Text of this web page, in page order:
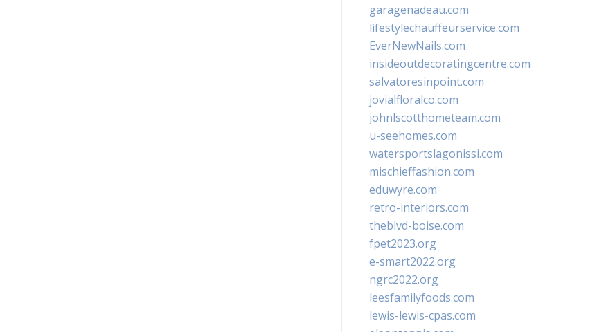
garagenadeau.com
lifestylechauffeurservice.com
EverNewNails.com
insideoutdecoratingcentre.com
salvatoresinpoint.com
jovialfloralco.com
johnlscotthometeam.com
u-seehomes.com
watersportslagonissi.com
mischieffashion.com
eduwyre.com
retro-interiors.com
theblvd-boise.com
fpet2023.org
e-smart2022.org
ngrc2022.org
leesfamilyfoods.com
lewis-lewis-cpas.com